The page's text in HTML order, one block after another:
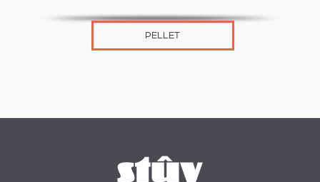
PELLET